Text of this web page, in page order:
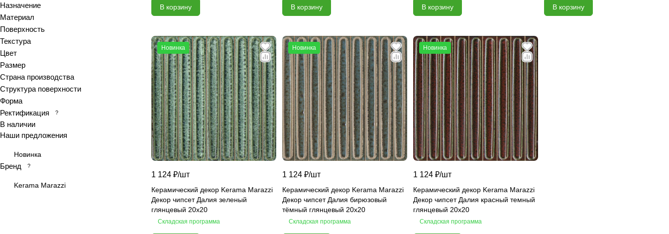
В корзину В корзину В корзину В корзину
Новинка
1 124 ₽/шт
Керамический декор Kerama Marazzi
Декор чипсет Далия зеленый
глянцевый 20x20
Складская программа
Новинка
1 124 ₽/шт
Керамический декор Kerama Marazzi
Декор чипсет Далия бирюзовый
тёмный глянцевый 20x20
Складская программа
Новинка
1 124 ₽/шт
Керамический декор Kerama Marazzi
Декор чипсет Далия красный темный
глянцевый 20x20
Складская программа
Atlas
Azolla
Bianca
Bricks
Brooklyn
Calacatta
Calacatta Fantasy
Calacatta Gold
Calacatta Grey
Calypso
Назначение
Материал
Поверхность
Текстура
Цвет
Размер
Страна производства
Структура поверхности
Форма
Ректификация
?
В наличии
Наши предложения
Новинка
Бренд ?
Kerama Marazzi